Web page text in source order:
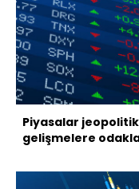
Piyasalar jeopolitik
gelişmelere